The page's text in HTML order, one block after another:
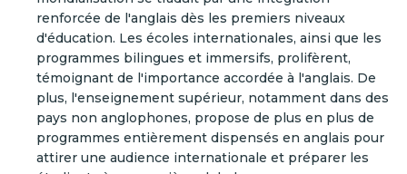
renforcée de l'anglais dès les premiers niveaux
d'éducation. Les écoles internationales, ainsi que les
programmes bilingues et immersifs, prolifèrent,
témoignant de l'importance accordée à l'anglais. De
plus, l'enseignement supérieur, notamment dans des
pays non anglophones, propose de plus en plus de
programmes entièrement dispensés en anglais pour
attirer une audience internationale et préparer les